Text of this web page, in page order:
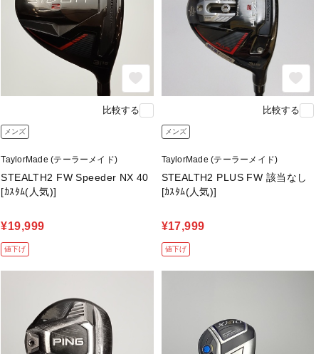
比較する
メンズ
TaylorMade (テーラーメイド)
STEALTH2 FW Speeder NX 40
[ｶｽﾀﾑ(人気)]
¥19,999
値下げ
比較する
メンズ
TaylorMade (テーラーメイド)
STEALTH2 PLUS FW 該当なし
[ｶｽﾀﾑ(人気)]
¥17,999
値下げ